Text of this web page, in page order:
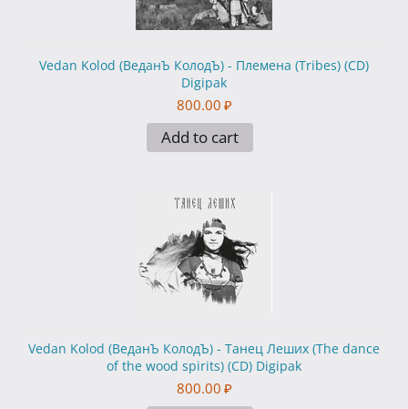
Vedan Kolod (ВеданЪ КолодЪ) - Племена (Tribes) (CD)
Digipak
800.00 ₽
Add to cart
Vedan Kolod (ВеданЪ КолодЪ) - Танец Леших (The dance
of the wood spirits) (CD) Digipak
800.00 ₽